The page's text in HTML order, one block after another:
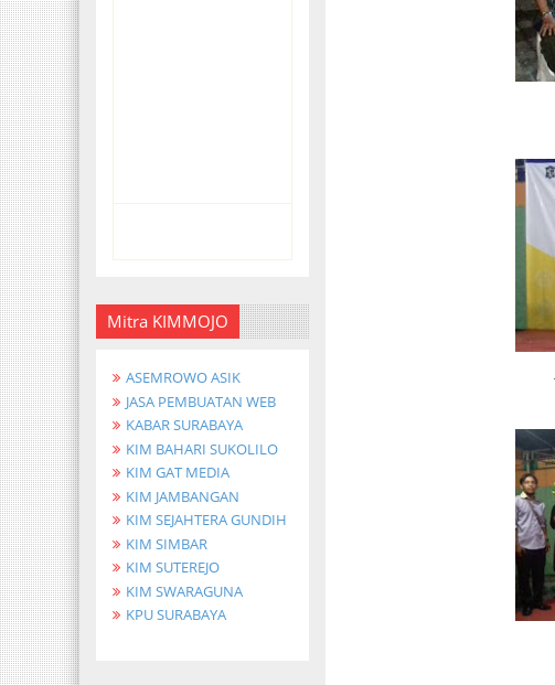
Mitra KIMMOJO
ASEMROWO ASIK
JASA PEMBUATAN WEB
KABAR SURABAYA
KIM BAHARI SUKOLILO
KIM GAT MEDIA
KIM JAMBANGAN
KIM SEJAHTERA GUNDIH
KIM SIMBAR
KIM SUTEREJO
KIM SWARAGUNA
KPU SURABAYA